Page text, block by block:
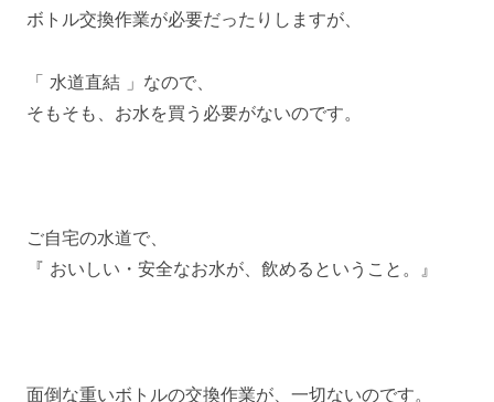
ボトル交換作業が必要だったりしますが、
「 水道直結 」なので、
そもそも、お水を買う必要がないのです。
ご自宅の水道で、
『 おいしい・安全なお水が、飲めるということ。』
面倒な重いボトルの交換作業が、一切ないのです。